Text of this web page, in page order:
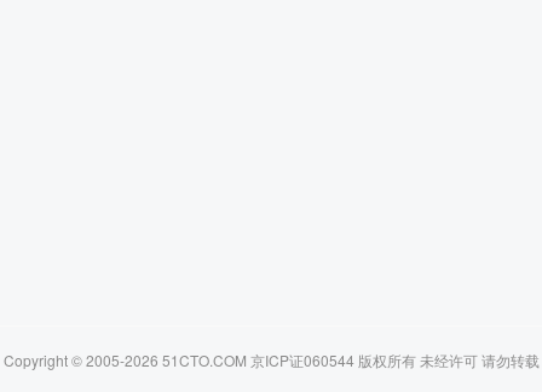
Copyright © 2005-2026 51CTO.COM 京ICP证060544 版权所有 未经许可 请勿转载